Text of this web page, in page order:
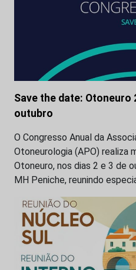
Save the date: Otoneuro
outubro
O Congresso Anual da
Otoneurologia (APO) realiza
Otoneuro, nos dias 2 e 3 de
MH Peniche, reunindo